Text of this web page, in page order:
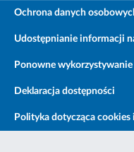
Ochrona danych
Udostępnianie informacji
Ponowne
Deklaracja dostępności
Polityka dotycząca